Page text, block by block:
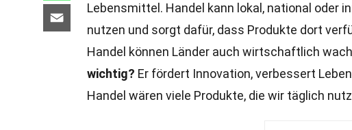
Lebensmittel. Handel kann lokal, national oder
nutzen und sorgt dafür, dass Produkte dort
Handel können Länder auch wirtschaftlich
wichtig? Er fördert Innovation, verbessert
Handel wären viele Produkte, die wir täglich